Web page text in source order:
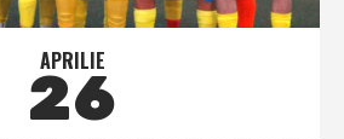
APRILIE
26